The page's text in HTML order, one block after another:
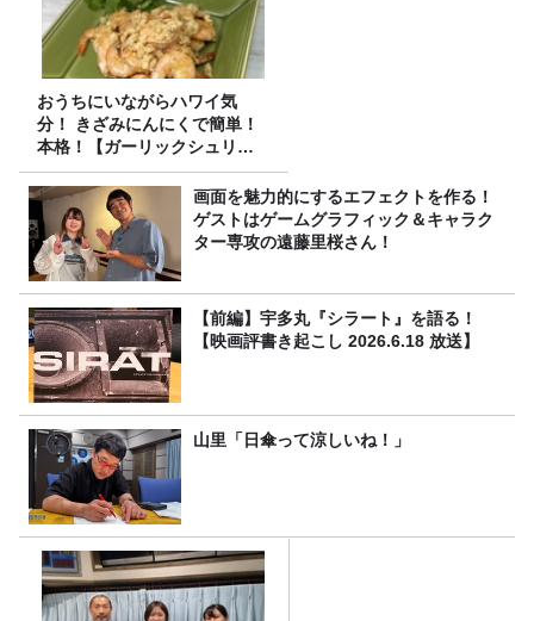
おうちにいながらハワイ気
分！ きざみにんにくで簡単！
本格！【ガーリックシュリン
プ】 桃屋のかんたんレシピ
画面を魅力的にするエフェクトを作る！
ゲストはゲームグラフィック＆キャラク
ター専攻の遠藤里桜さん！
【前編】宇多丸『シラート』を語る！
【映画評書き起こし 2026.6.18 放送】
山里「日傘って涼しいね！」